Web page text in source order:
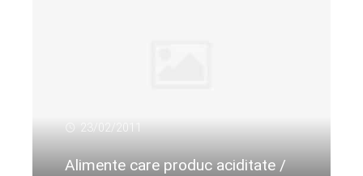
23/02/2011
Alimente care produc aciditate /